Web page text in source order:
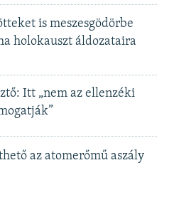
is meszesgödörbe
holokauszt áldozataira
Itt „nem az ellenzéki
az atomerőmű aszály